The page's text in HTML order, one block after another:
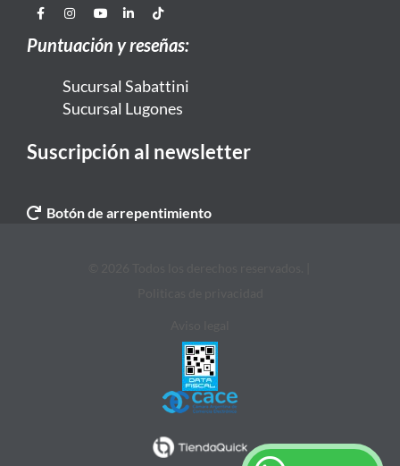
Puntuación y reseñas:
Sucursal Sabattini
Sucursal Lugones
Suscripción al newsletter
Botón de arrepentimiento